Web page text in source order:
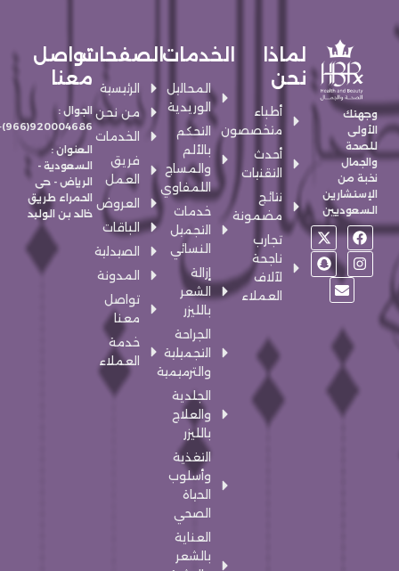
وجهتك
الأولى
للصحة
والجمال
نخبة من
الإستشارين
السعوديين
F
a
c
e
o
X
-
t
w
I
n
s
t
g
m
S
n
a
p
E
n
v
e
l
o
e
لماذا
نحن
أطباء
متخصصون
أحدث
التقنيات
نتائج
مضمونة
تجارب
ناجحة
لآلاف
العملاء
الخدمات
المحاليل
الوريدية
التحكم
بالألم
والمساج
اللمفاوي
خدمات
التجميل
النسائي
إزالة
الشعر
بالليزر
الجراحة
التجميلية
والترميمية
الجلدية
والعلاج
بالليزر
التغذية
وأسلوب
الحياة
الصحي
العناية
بالشعر
الصفحات
الرئيسية
من نحن
الخدمات
فريق
العمل
العروض
الباقات
الصيدلية
المدونة
تواصل
معنا
خدمة
العملاء
تواصل
معنا
الجوال :
920004686(966)+
العنوان :
السعودية -
الرياض - حى
الحمراء طريق
خالد بن الوليد